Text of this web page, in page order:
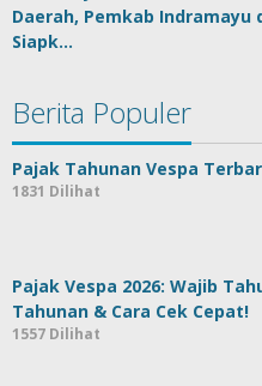
Daerah, Pemkab Indramayu
Siapk…
Berita Populer
Pajak Tahunan Vespa
1831 Dilihat
Pajak Vespa 2026: Wajib
Tahunan & Cara Cek Cepat!
1557 Dilihat